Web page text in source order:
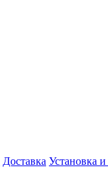
Доставка Установка